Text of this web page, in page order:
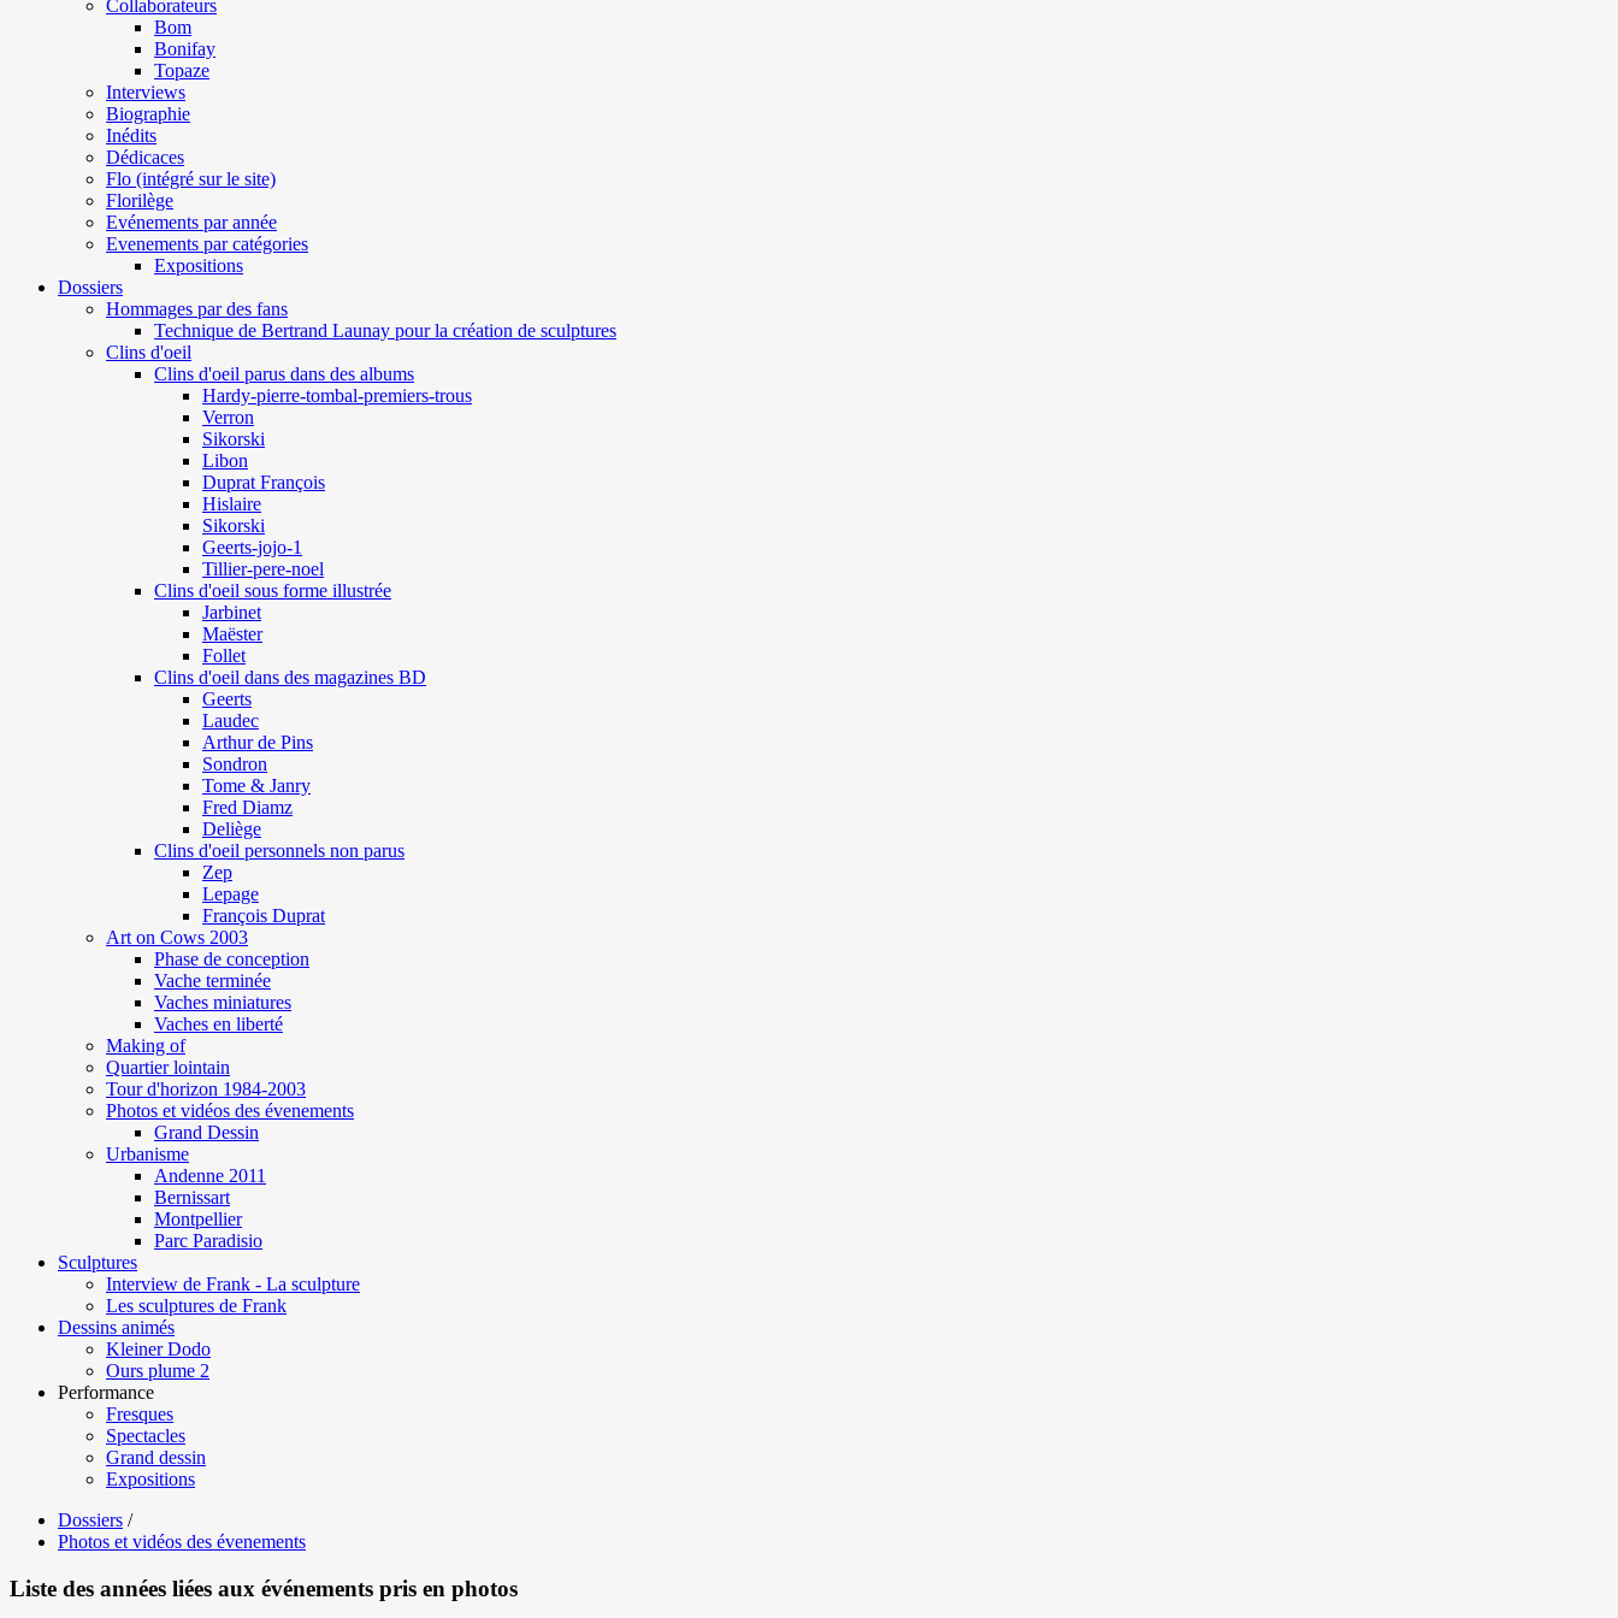
Collaborateurs
Bom
Bonifay
Topaze
Interviews
Biographie
Inédits
Dédicaces
Flo (intégré sur le site)
Florilège
Evénements par année
Evenements par catégories
Expositions
Dossiers
Hommages par des fans
Technique de Bertrand Launay pour la création de sculptures
Clins d'oeil
Clins d'oeil parus dans des albums
Hardy-pierre-tombal-premiers-trous
Verron
Sikorski
Libon
Duprat François
Hislaire
Sikorski
Geerts-jojo-1
Tillier-pere-noel
Clins d'oeil sous forme illustrée
Jarbinet
Maëster
Follet
Clins d'oeil dans des magazines BD
Geerts
Laudec
Arthur de Pins
Sondron
Tome & Janry
Fred Diamz
Deliège
Clins d'oeil personnels non parus
Zep
Lepage
François Duprat
Art on Cows 2003
Phase de conception
Vache terminée
Vaches miniatures
Vaches en liberté
Making of
Quartier lointain
Tour d'horizon 1984-2003
Photos et vidéos des évenements
Grand Dessin
Urbanisme
Andenne 2011
Bernissart
Montpellier
Parc Paradisio
Sculptures
Interview de Frank - La sculpture
Les sculptures de Frank
Dessins animés
Kleiner Dodo
Ours plume 2
Performance
Fresques
Spectacles
Grand dessin
Expositions
Dossiers /
Photos et vidéos des évenements
Liste des années liées aux événements pris en photos